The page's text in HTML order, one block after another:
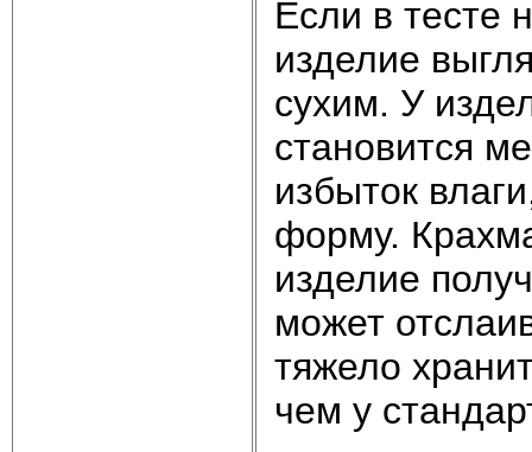
Если в тесте
изделие
сухим. У
становится
избыток
форму.
изделие
может
тяжело
чем у